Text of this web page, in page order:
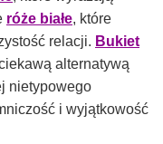
róże białe, które
relacji. Bukiet
alternatywą
nietypowego
i wyjątkowość